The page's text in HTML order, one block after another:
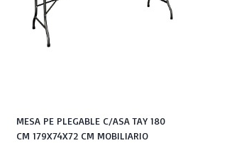
MESA PE PLEGABLE C/ASA TAY 180
CM 179X74X72 CM MOBILIARIO